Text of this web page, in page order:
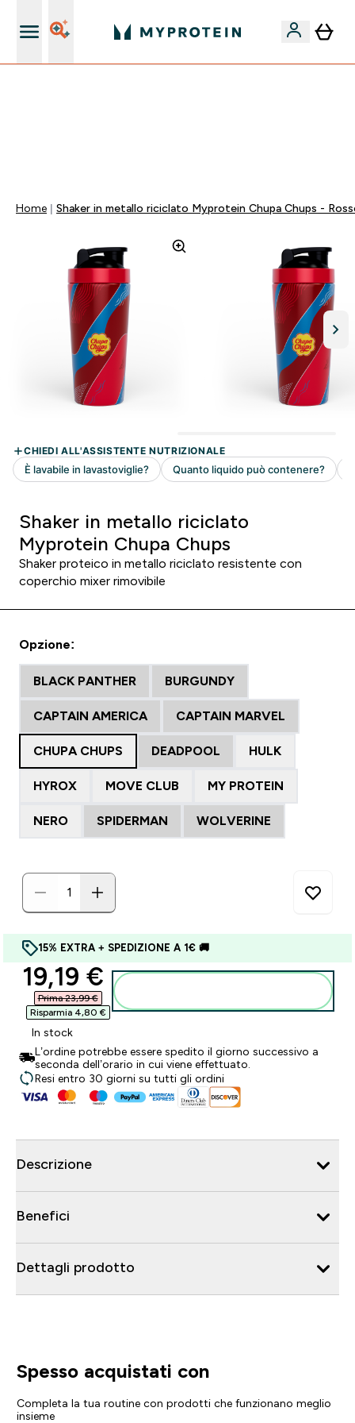
Home Shaker in metallo riciclato Myprotein Chupa Chups -
Shaker in metallo riciclato
Myprotein Chupa Chups
Shaker proteico in metallo riciclato resistente con
coperchio mixer rimovibile
Opzione:
BLACK PANTHER BURGUNDY
CAPTAIN AMERICA CAPTAIN MARVEL
CHUPA CHUPS DEADPOOL HULK
HYROX MOVE CLUB MY PROTEIN
NERO SPIDERMAN WOLVERINE
15% EXTRA + SPEDIZIONE A 1€ 🚚
discounted price
19,19 €‎
Prima 23,99 €‎
Risparmia 4,80 €‎
In stock
L’ordine potrebbe essere spedito il giorno successivo a
seconda dell’orario in cui viene effettuato.
Resi entro 30 giorni su tutti gli ordini
Descrizione
Benefici
Dettagli prodotto
Spesso acquistati con
Completa la tua routine con prodotti che funzionano meglio
insieme